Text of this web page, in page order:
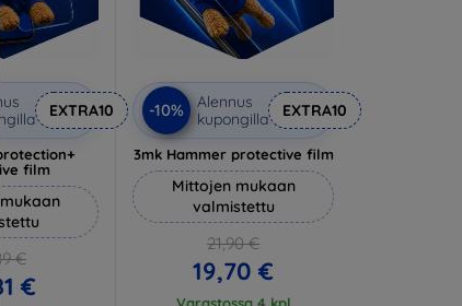
EXTRA10
film
mukaan
€
€
-10%
Alennus
kupongilla
EXTRA10
3mk Hammer protective film
Mittojen mukaan
valmistettu
21,90 €
19,70 €
Varastossa 4 kpl